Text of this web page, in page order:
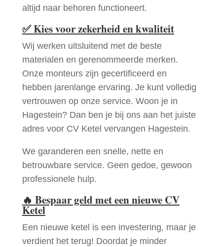
altijd naar behoren functioneert.
✅Kies voor zekerheid en kwaliteit
Wij werken uitsluitend met de beste
materialen en gerenommeerde merken.
Onze monteurs zijn gecertificeerd en
hebben jarenlange ervaring. Je kunt volledig
vertrouwen op onze service. Woon je in
Hagestein? Dan ben je bij ons aan het juiste
adres voor CV Ketel vervangen Hagestein.
We garanderen een snelle, nette en
betrouwbare service. Geen gedoe, gewoon
professionele hulp.
🔥 Bespaar geld met een nieuwe CV
Ketel
Een nieuwe ketel is een investering, maar je
verdient het terug! Doordat je minder